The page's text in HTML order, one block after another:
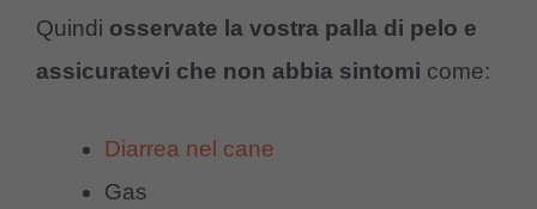
Quindi osservate la vostra palla di pelo e
assicuratevi che non abbia sintomi come:
Diarrea nel cane
Gas